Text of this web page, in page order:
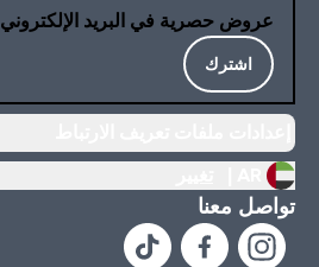
عروض حصرية في البريد الإلكتروني
اشترك
تواصل معنا